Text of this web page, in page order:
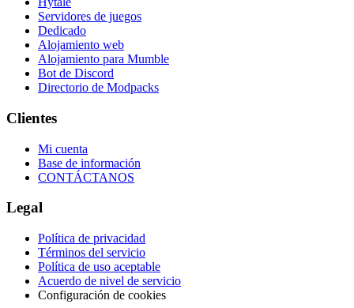
Servidores de juegos
Dedicado
Alojamiento web
Alojamiento para Mumble
Bot de Discord
Directorio de Modpacks
Clientes
Mi cuenta
Base de información
CONTÁCTANOS
Legal
Política de privacidad
Términos del servicio
Política de uso aceptable
Acuerdo de nivel de servicio
Configuración de cookies